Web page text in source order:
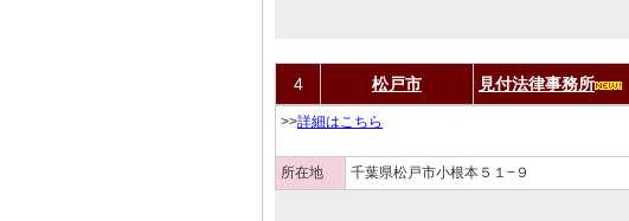
4 松戸市 見付法律事務所
>>詳細はこちら
所在地 千葉県松戸市小根本５１−９